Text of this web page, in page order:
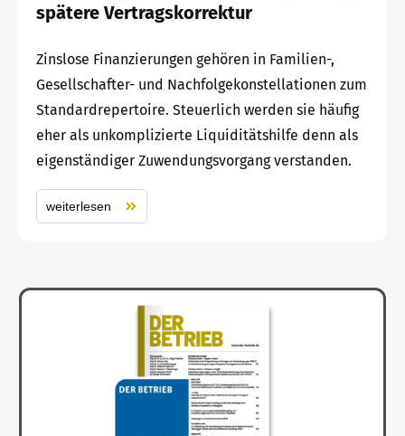
spätere Vertragskorrektur
Zinslose Finanzierungen gehören in Familien-,
Gesellschafter- und Nachfolgekonstellationen zum
Standardrepertoire. Steuerlich werden sie häufig
eher als unkomplizierte Liquiditätshilfe denn als
eigenständiger Zuwendungsvorgang verstanden.
weiterlesen